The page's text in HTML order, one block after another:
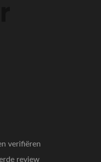
verifiëren
review